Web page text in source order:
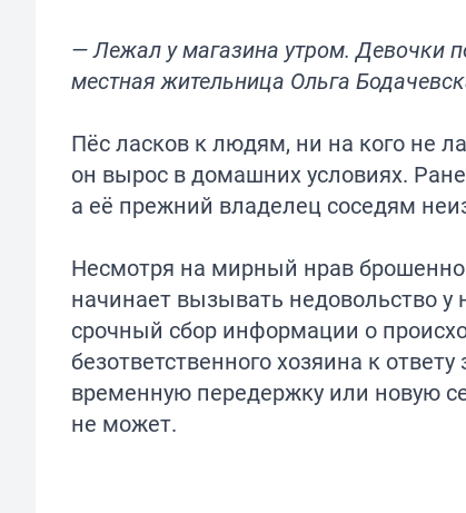
— Лежал у магазина утром. Девочки
местная жительница Ольга
Пёс ласков к людям, ни на кого не
он вырос в домашних условиях.
а её прежний владелец соседям
Несмотря на мирный нрав
начинает вызывать недовольство
срочный сбор информации о
безответственного хозяина к
временную передержку или новую
не может.